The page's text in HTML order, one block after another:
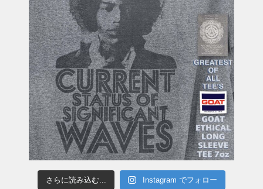
さらに読み込む... Instagram でフォロー